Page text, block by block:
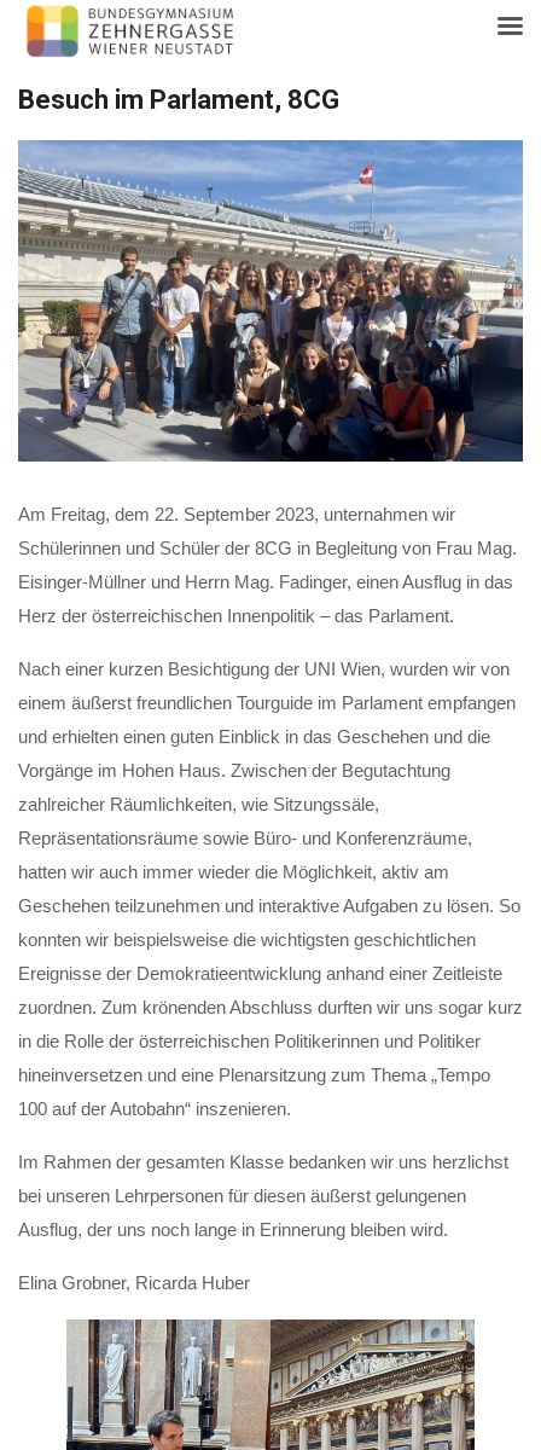
content
Besuch im Parlament, 8CG
Am Freitag, dem 22. September 2023, unternahmen wir
Schülerinnen und Schüler der 8CG in Begleitung von Frau Mag.
Eisinger-Müllner und Herrn Mag. Fadinger, einen Ausflug in das
Herz der österreichischen Innenpolitik – das Parlament.
Nach einer kurzen Besichtigung der UNI Wien, wurden wir von
einem äußerst freundlichen Tourguide im Parlament empfangen
und erhielten einen guten Einblick in das Geschehen und die
Vorgänge im Hohen Haus. Zwischen der Begutachtung
zahlreicher Räumlichkeiten, wie Sitzungssäle,
Repräsentationsräume sowie Büro- und Konferenzräume,
hatten wir auch immer wieder die Möglichkeit, aktiv am
Geschehen teilzunehmen und interaktive Aufgaben zu lösen. So
konnten wir beispielsweise die wichtigsten geschichtlichen
Ereignisse der Demokratieentwicklung anhand einer Zeitleiste
zuordnen. Zum krönenden Abschluss durften wir uns sogar kurz
in die Rolle der österreichischen Politikerinnen und Politiker
hineinversetzen und eine Plenarsitzung zum Thema „Tempo
100 auf der Autobahn“ inszenieren.
Im Rahmen der gesamten Klasse bedanken wir uns herzlichst
bei unseren Lehrpersonen für diesen äußerst gelungenen
Ausflug, der uns noch lange in Erinnerung bleiben wird.
Elina Grobner, Ricarda Huber